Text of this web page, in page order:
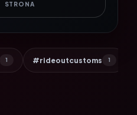
STRONA
1 #rideoutcustoms 1